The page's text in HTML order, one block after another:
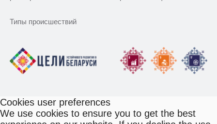
Типы происшествий
Cookies user preferences
We use cookies to ensure you to get the best